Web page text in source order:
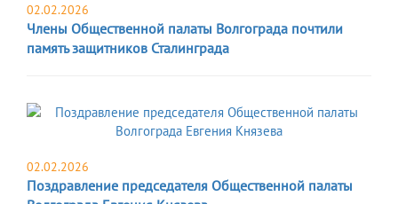
02.02.2026
Члены Общественной палаты Волгограда почтили
память защитников Сталинграда
02.02.2026
Поздравление председателя Общественной палаты